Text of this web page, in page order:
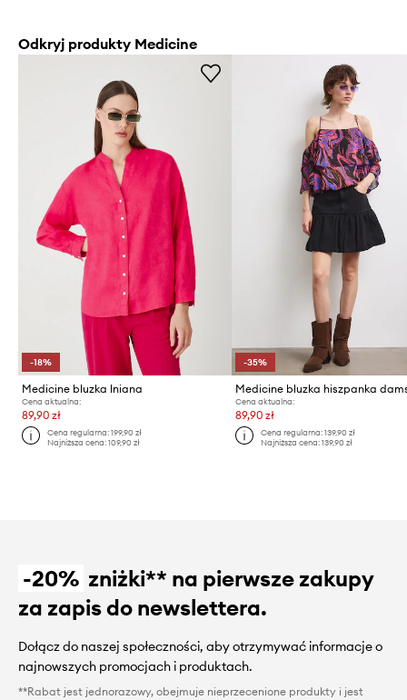
Odkryj produkty Medicine
-18%
Medicine bluzka lniana
Cena aktualna:
89,90 zł
Cena regularna:199,90 zł
Najniższa cena:109,90 zł
-35%
Medicine bluzka hiszpanka
Cena aktualna:
89,90 zł
Cena regularna: 139,90 zł
Najniższa cena: 139,90 zł
-20% zniżki** na pierwsze zakupy
za zapis do newslettera.
Dołącz do naszej społeczności, aby otrzymywać informacje o
najnowszych promocjach i produktach.
**Rabat jest jednorazowy, obejmuje nieprzecenione produkty i jest